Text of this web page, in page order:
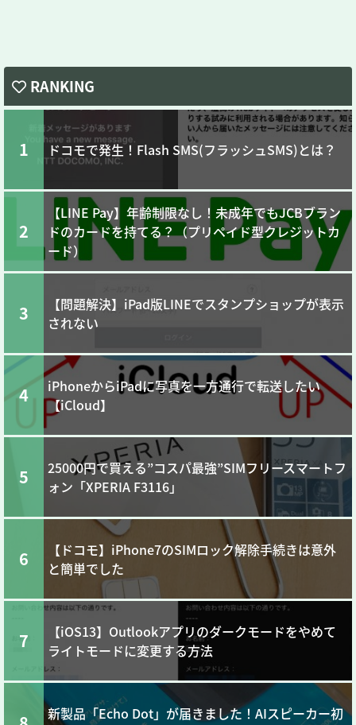
RANKING
1 ドコモで発生！Flash SMS(フラッシュSMS)とは？
2
【LINE Pay】年齢制限なし！未成年でもJCBブラン
ドのカードを持てる？（プリペイド型クレジットカ
ード）
3
【問題解決】iPad版LINEでスタンプショップが表示
されない
4
iPhoneからiPadに写真を一方通行で転送したい
【iCloud】
5
25000円で買える”コスパ最強”SIMフリースマートフ
ォン「XPERIA F3116」
6
【ドコモ】iPhone7のSIMロック解除手続きは意外
と簡単でした
7
【iOS13】Outlookアプリのダークモードをやめて
ライトモードに変更する方法
新製品「Echo Dot」が届きました！AIスピーカー初